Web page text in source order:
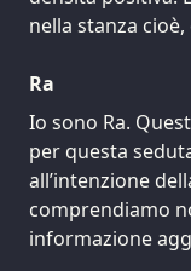
nella stanza
Ra
Io sono Ra.
per questa
all’intenzione
comprendiamo
informazione